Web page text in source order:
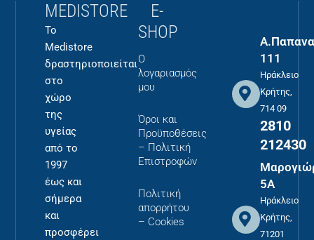
MEDISTORE
Το
Medistore
δραστηριοποιείται
στο
χώρο
της
υγείας
από το
1997
έως και
σήμερα
και
προσφέρει
E-
SHOP
Ο
λογαριασμός
μου
Όροι και
Προϋποθέσεις
– Πολιτική
Επιστροφών
Πολιτική
απορρήτου
– Cookies
111
Ηράκλειο
Κρήτης,
714 09
2810
212430
5Α
Ηράκλειο
Κρήτης,
71201